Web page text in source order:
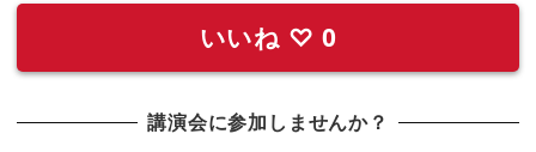
いいね ♡ 0
講演会に参加しませんか？